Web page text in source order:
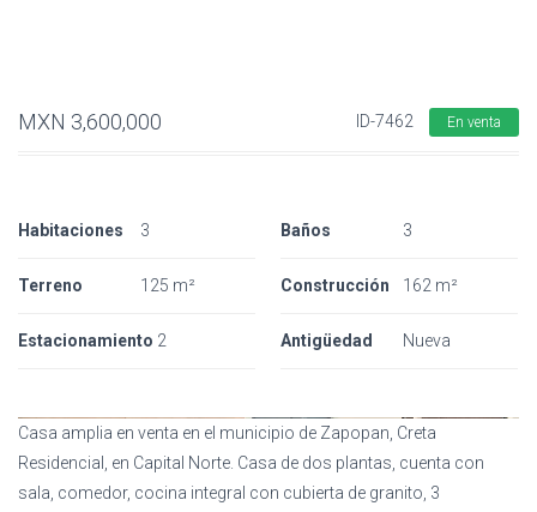
MXN 3,600,000 ID-7462 En venta
Habitaciones 3 Baños 3
Terreno 125 m² Construcción 162 m²
Estacionamiento 2 Antigüedad Nueva
Casa amplia en venta en el municipio de Zapopan, Creta
Residencial, en Capital Norte. Casa de dos plantas, cuenta con
sala, comedor, cocina integral con cubierta de granito, 3